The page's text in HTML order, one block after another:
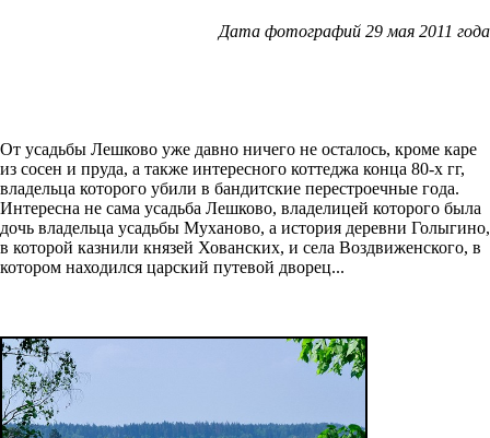
Дата фотографий 29 мая 2011 года
От усадьбы Лешково уже давно ничего не осталось, кроме каре
из сосен и пруда, а также интересного коттеджа конца 80-х гг,
владельца которого убили в бандитские перестроечные года.
Интересна не сама усадьба Лешково, владелицей которого была
дочь владельца усадьбы Муханово, а история деревни Голыгино,
в которой казнили князей Хованских, и села Воздвиженского, в
котором находился царский путевой дворец...